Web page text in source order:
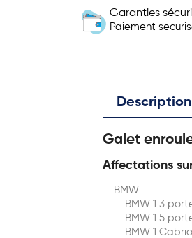
Garanties
Paiement
Description
Galet
Affectations
BMW
BMW 1 3 portes
BMW 1 5 portes
BMW 1